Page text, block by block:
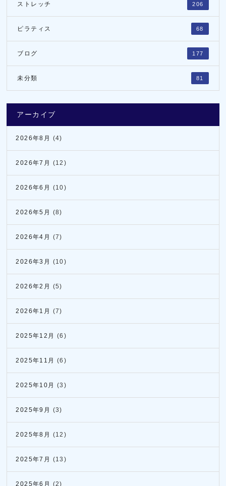
ストレッチ 206
ピラティス 68
ブログ 177
未分類 81
アーカイブ
2026年8月 (4)
2026年7月 (12)
2026年6月 (10)
2026年5月 (8)
2026年4月 (7)
2026年3月 (10)
2026年2月 (5)
2026年1月 (7)
2025年12月 (6)
2025年11月 (6)
2025年10月 (3)
2025年9月 (3)
2025年8月 (12)
2025年7月 (13)
2025年6月 (2)